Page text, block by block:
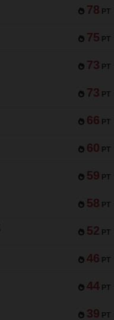
78 PT
75 PT
73 PT
73 PT
66 PT
60 PT
59 PT
58 PT
52 PT
46 PT
44 PT
39 PT